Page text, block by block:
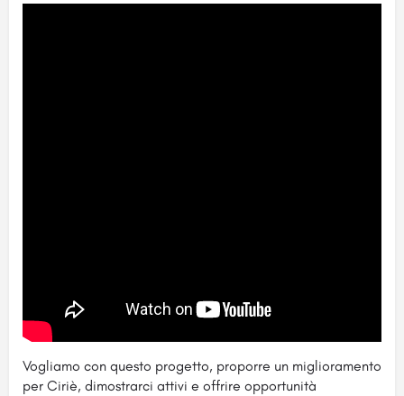
Vogliamo con questo progetto, proporre un miglioramento
per Ciriè, dimostrarci attivi e offrire opportunità